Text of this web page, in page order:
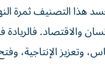
التصنيف ثمرة
والاقتصاد.
وتعزيز الإنتاجية،